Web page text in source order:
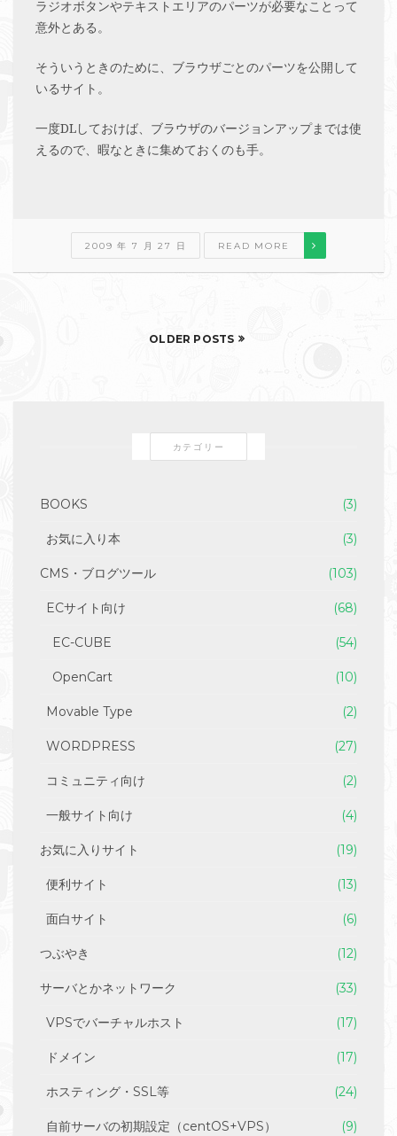
ラジオボタンやテキストエリアのパーツが必要なことって
意外とある。
そういうときのために、ブラウザごとのパーツを公開して
いるサイト。
一度DLしておけば、ブラウザのバージョンアップまでは使
えるので、暇なときに集めておくのも手。
2009 年 7 月 27 日 READ MORE
OLDER POSTS
カテゴリー
BOOKS (3)
お気に入り本 (3)
CMS・ブログツール (103)
ECサイト向け (68)
EC-CUBE (54)
OpenCart (10)
Movable Type (2)
WORDPRESS (27)
コミュニティ向け (2)
一般サイト向け (4)
お気に入りサイト (19)
便利サイト (13)
面白サイト (6)
つぶやき (12)
サーバとかネットワーク (33)
VPSでバーチャルホスト (17)
ドメイン (17)
ホスティング・SSL等 (24)
自前サーバの初期設定（centOS+VPS） (9)